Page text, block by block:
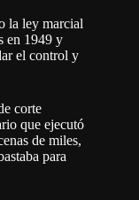
la ley marcial
en 1949 y
el control y
corte
que ejecutó
de miles,
para